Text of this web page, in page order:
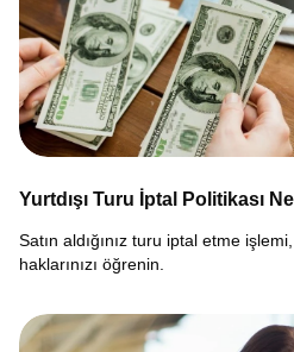
Yurtdışı Turu İptal Politikası
Satın aldığınız turu iptal etme
haklarınızı öğrenin.